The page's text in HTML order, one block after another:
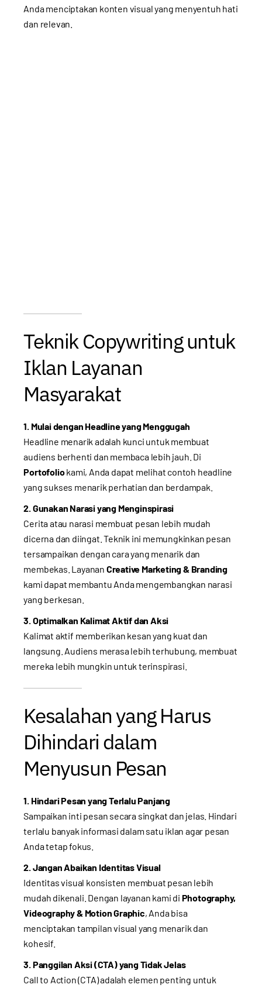
Anda menciptakan konten visual yang menyentuh hati
dan relevan.
Teknik Copywriting untuk
Iklan Layanan
Masyarakat
1. Mulai dengan Headline yang Menggugah
Headline menarik adalah kunci untuk membuat
audiens berhenti dan membaca lebih jauh. Di
Portofoliokami, Anda dapat melihat contoh headline
yang sukses menarik perhatian dan berdampak.
2. Gunakan Narasi yang Menginspirasi
Cerita atau narasi membuat pesan lebih mudah
dicerna dan diingat. Teknik ini memungkinkan pesan
tersampaikan dengan cara yang menarik dan
membekas. Layanan Creative Marketing & Branding
kami dapat membantu Anda mengembangkan narasi
yang berkesan.
3. Optimalkan Kalimat Aktif dan Aksi
Kalimat aktif memberikan kesan yang kuat dan
langsung. Audiens merasa lebih terhubung, membuat
mereka lebih mungkin untuk terinspirasi.
Kesalahan yang Harus
Dihindari dalam
Menyusun Pesan
1. Hindari Pesan yang Terlalu Panjang
Sampaikan inti pesan secara singkat dan jelas. Hindari
terlalu banyak informasi dalam satu iklan agar pesan
Anda tetap fokus.
2. Jangan Abaikan Identitas Visual
Identitas visual konsisten membuat pesan lebih
mudah dikenali. Dengan layanan kami di Photography,
Videography & Motion Graphic, Anda bisa
menciptakan tampilan visual yang menarik dan
kohesif.
3. Panggilan Aksi (CTA) yang Tidak Jelas
Call to Action (CTA) adalah elemen penting untuk